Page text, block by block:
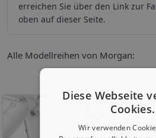
erreichen Sie über den Link zur
oben auf dieser Seite.
Alle Modellreihen von Morgan:
Diese Webseite
Cookies.
Wir verwenden